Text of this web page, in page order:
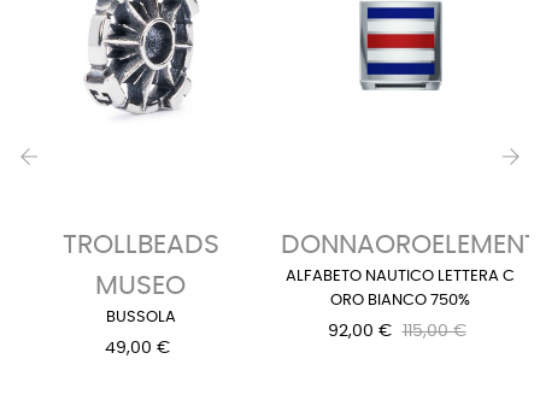
TROLLBEADS
MUSEO
BUSSOLA
49,00 €
ALFABETO NAUTICO LETTERA C
ORO BIANCO 750%
92,00 € 115,00 €